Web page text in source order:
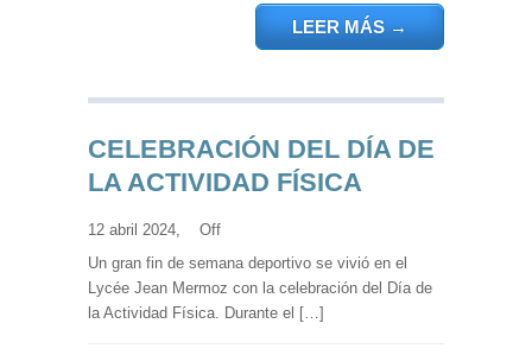
LEER MÁS→
CELEBRACIÓN DEL DÍA DE
LA ACTIVIDAD FÍSICA
12 abril 2024,
Off
Un gran fin de semana deportivo se vivió en el
Lycée Jean Mermoz con la celebración del Día de
la Actividad Física. Durante el […]